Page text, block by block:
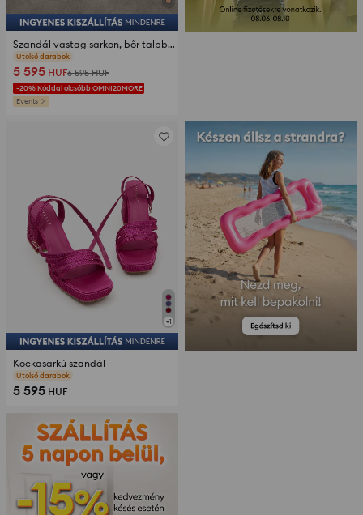
Szandál vastag sarkon, bőr talpbetéttel
5 595 HUF6 595 HUF
-20% Kóddal olcsóbb OMNI20MORE
Events
+1
Kockasarkú szandál
5 595 HUF